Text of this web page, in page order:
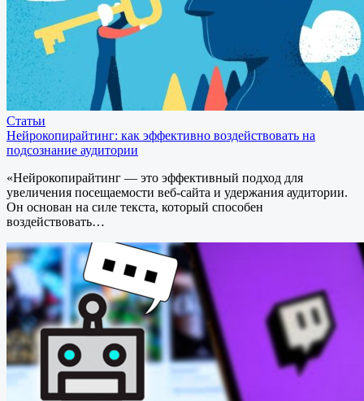
Статьи
Нейрокопирайтинг: как эффективно воздействовать на
подсознание аудитории
«Нейрокопирайтинг — это эффективный подход для
увеличения посещаемости веб-сайта и удержания аудитории.
Он основан на силе текста, который способен
воздействовать…